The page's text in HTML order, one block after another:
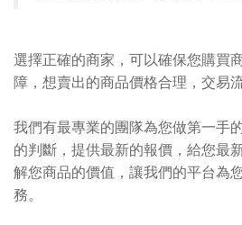
選擇正確的商家，可以確保您購買
障，想賣出的商品價格合理，交易
我們有最專業的團隊為您做第一手
的判斷，提供最新的報價，給您最
解您商品的價值，讓我們的平台為
務。